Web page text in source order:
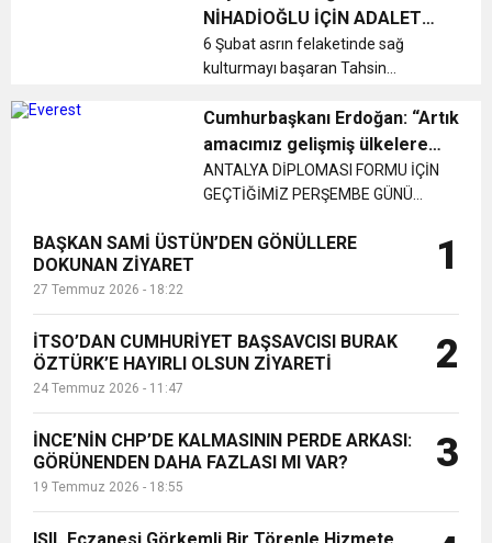
CUMHURİYET BAYRAMI MESAJI
KURUMLAR VERGİSİ ERTELENDİ
1:00 İTSO İŞ-KUR SGK TOPLANTI
CEYLANDERE’DE BAŞKAN EMRAH
KARAÇAY’A SEVGİ SELİ
18:22 BAŞKAN SAMİ ÜSTÜN’DEN
GÖNÜLLERE DOKUNAN ZİYARET
sunulan hizmete isyan ederek
yetkililere “Artık yeter, derhal...
NİHADİOĞLU İÇİN ADALET
ARIYORUZ!”
6 Şubat asrın felaketinde sağ
kulturmayı başaran Tahsin
doğup büyüdüğü fakat artık ağır
hasarlı olan eve uğramış, ev
çıkışında da asker üniformalı
kişilerce herhangi bir...
Cumhurbaşkanı Erdoğan: “Artık
amacımız gelişmiş ülkelere
yetişmek değil, onların en ön
sıralarında yerimizi almak”
ANTALYA DİPLOMASI FORMU İÇİN
GEÇTİĞİMİZ PERŞEMBE GÜNÜ
CUMHURBAŞKANI ERDOĞAN,
ALAN ANTALYA ŞEHİR HASTANESİ
VE BAĞLANTI YOLLARIN...
BAŞKAN SAMİ ÜSTÜN’DEN GÖNÜLLERE
DOKUNAN ZİYARET
27 Temmuz 2026 - 18:22
1
İTSO’DAN CUMHURİYET BAŞSAVCISI BURAK
ÖZTÜRK’E HAYIRLI OLSUN ZİYARETİ
24 Temmuz 2026 - 11:47
2
İNCE’NİN CHP’DE KALMASININ PERDE ARKASI:
GÖRÜNENDEN DAHA FAZLASI MI VAR?
19 Temmuz 2026 - 18:55
3